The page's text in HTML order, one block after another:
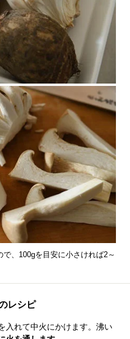
、100gを目安に小さければ2～
レシピ
入れて中火にかけます。沸い